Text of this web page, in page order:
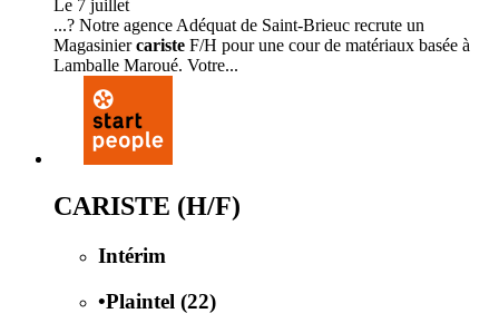
Le 7 juillet
...? Notre agence Adéquat de Saint-Brieuc recrute un
Magasiniercariste F/H pour une cour de matériaux basée à
Lamballe Maroué. Votre...
CARISTE (H/F)
Intérim
•Plaintel (22)